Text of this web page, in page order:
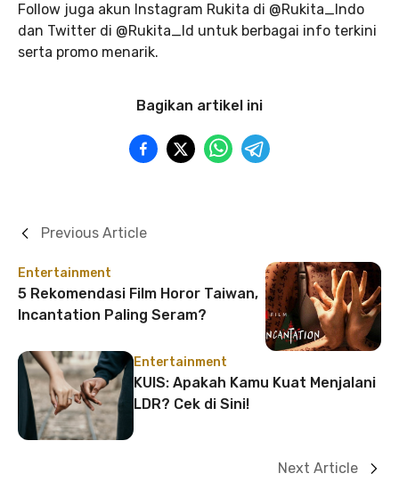
Follow juga akun Instagram Rukita di @Rukita_Indo
dan Twitter di @Rukita_Id untuk berbagai info terkini
serta promo menarik.
Bagikan artikel ini
Entertainment
5 Rekomendasi Film Horor Taiwan,
Incantation Paling Seram?
Previous Article
Entertainment
KUIS: Apakah Kamu Kuat Menjalani
LDR? Cek di Sini!
Next Article